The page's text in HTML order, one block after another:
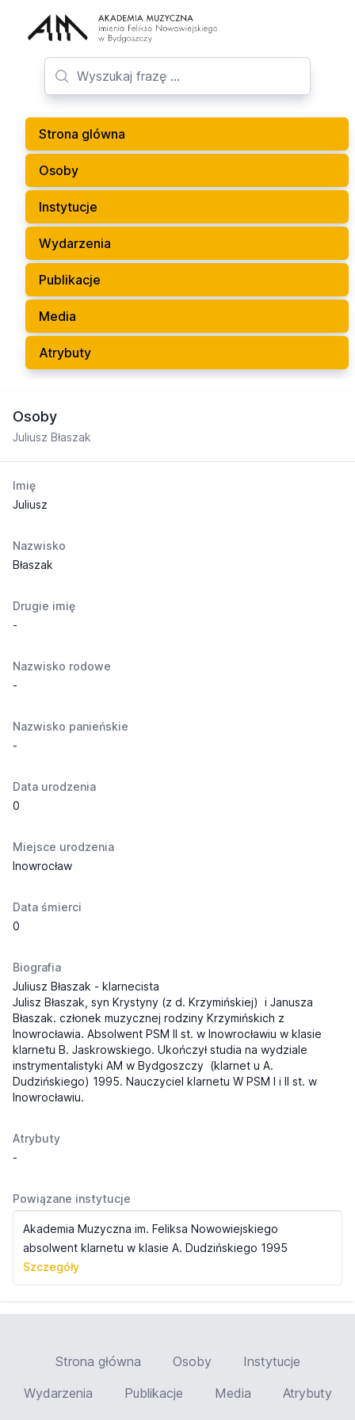
Strona glówna
Osoby
Instytucje
Wydarzenia
Publikacje
Media
Atrybuty
Osoby
Juliusz Błaszak
Imię
Juliusz
Nazwisko
Błaszak
Drugie imię
-
Nazwisko rodowe
-
Nazwisko panieńskie
-
Data urodzenia
0
Miejsce urodzenia
Inowrocław
Data śmierci
0
Biografia
Juliusz Błaszak - klarnecista
Julisz Błaszak, syn Krystyny (z d. Krzymińskiej) i Janusza
Błaszak. członek muzycznej rodziny Krzymińskich z
Inowrocławia. Absolwent PSM II st. w Inowrocławiu w klasie
klarnetu B. Jaskrowskiego. Ukończył studia na wydziale
instrymentalistyki AM w Bydgoszczy (klarnet u A.
Dudzińskiego) 1995. Nauczyciel klarnetu W PSM I i II st. w
Inowrocławiu.
Atrybuty
-
Powiązane instytucje
Akademia Muzyczna im. Feliksa Nowowiejskiego
absolwent klarnetu w klasie A. Dudzińskiego 1995
Szczegóły
Strona główna Osoby
Instytucje
Wydarzenia
Publikacje Media Atrybuty